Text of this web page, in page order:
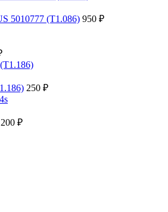
5010777 (Т1.086) 950 ₽
250 ₽
200 ₽